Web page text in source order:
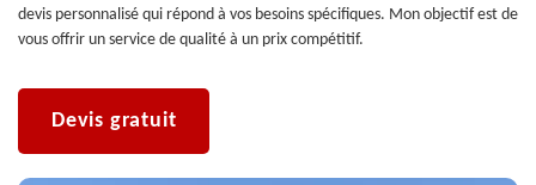
devis personnalisé qui répond à vos besoins spécifiques. Mon objectif est de
vous offrir un service de qualité à un prix compétitif.
Devis gratuit